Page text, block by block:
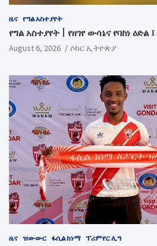
ዜና የግል አስተያየት
የግል አስተያየት | የዘገየ ውሳኔና የባከነ ዕድል
August 6, 2026 ሶከር ኢትዮጵያ
ዜና ዝውውር ፋሲል ከነማ ፕሪምየር ሊግ